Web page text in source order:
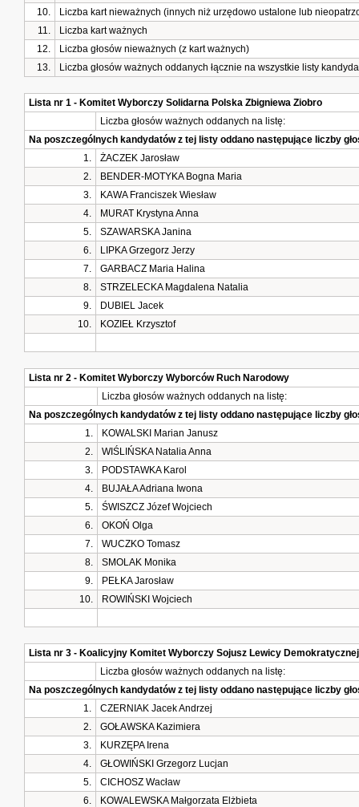
10.
Liczba kart nieważnych (innych niż urzędowo ustalone lub
11.
Liczba kart ważnych
12.
Liczba głosów nieważnych (z kart ważnych)
13.
Liczba głosów ważnych oddanych łącznie na wszystkie listy
Lista nr 1 - Komitet Wyborczy Solidarna Polska Zbigniewa Ziobro
Liczba głosów ważnych oddanych na listę:
Na poszczególnych kandydatów z tej listy oddano następujące liczby
1.
ŻACZEK Jarosław
2.
BENDER-MOTYKA Bogna Maria
3.
KAWA Franciszek Wiesław
4.
MURAT Krystyna Anna
5.
SZAWARSKA Janina
6.
LIPKA Grzegorz Jerzy
7.
GARBACZ Maria Halina
8.
STRZELECKA Magdalena Natalia
9.
DUBIEL Jacek
10.
KOZIEŁ Krzysztof
Lista nr 2 - Komitet Wyborczy Wyborców Ruch Narodowy
Liczba głosów ważnych oddanych na listę:
Na poszczególnych kandydatów z tej listy oddano następujące liczby
1.
KOWALSKI Marian Janusz
2.
WIŚLIŃSKA Natalia Anna
3.
PODSTAWKA Karol
4.
BUJAŁA Adriana Iwona
5.
ŚWISZCZ Józef Wojciech
6.
OKOŃ Olga
7.
WUCZKO Tomasz
8.
SMOLAK Monika
9.
PEŁKA Jarosław
10.
ROWIŃSKI Wojciech
Lista nr 3 - Koalicyjny Komitet Wyborczy Sojusz Lewicy
Liczba głosów ważnych oddanych na listę:
Na poszczególnych kandydatów z tej listy oddano następujące liczby
1.
CZERNIAK Jacek Andrzej
2.
GOŁAWSKA Kazimiera
3.
KURZĘPA Irena
4.
GŁOWIŃSKI Grzegorz Lucjan
5.
CICHOSZ Wacław
6.
KOWALEWSKA Małgorzata Elżbieta